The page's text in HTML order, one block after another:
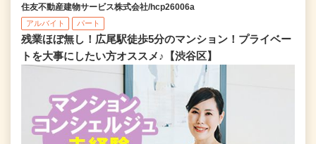
住友不動産建物サービス株式会社/hcp26006a
アルバイト パート
残業ほぼ無し！広尾駅徒歩5分のマンション！プライベー
トを大事にしたい方オススメ♪【渋谷区】